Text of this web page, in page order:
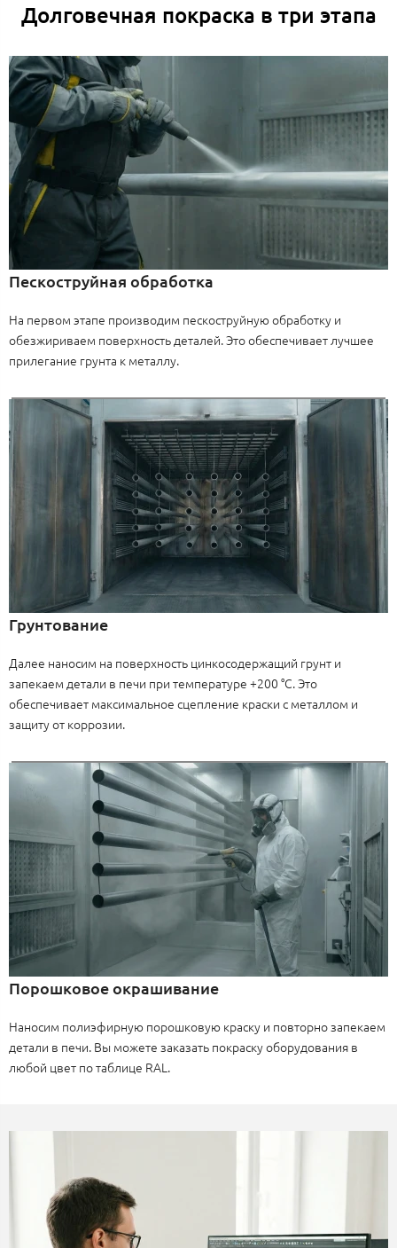
Долговечная покраска в три этапа
Пескоструйная обработка
На первом этапе производим пескоструйную обработку и
обезжириваем поверхность деталей. Это обеспечивает лучшее
прилегание грунта к металлу.
Грунтование
Далее наносим на поверхность цинкосодержащий грунт и
запекаем детали в печи при температуре +200 °C. Это
обеспечивает максимальное сцепление краски с металлом и
защиту от коррозии.
Порошковое окрашивание
Наносим полиэфирную порошковую краску и повторно запекаем
детали в печи. Вы можете заказать покраску оборудования в
любой цвет по таблице RAL.